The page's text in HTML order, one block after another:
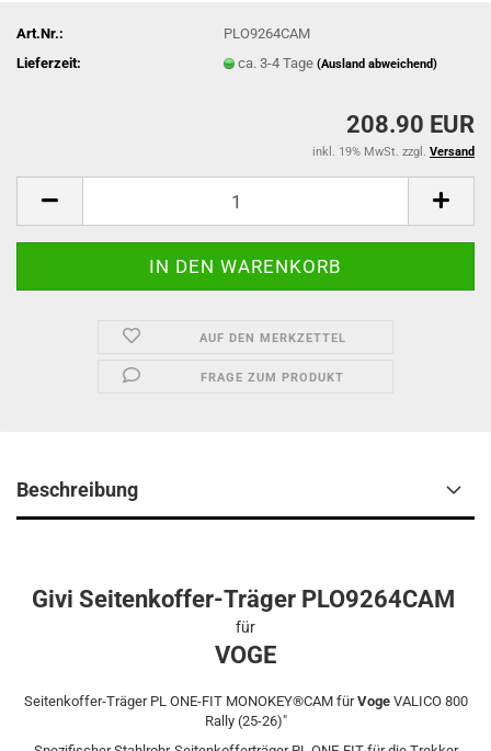
Art.Nr.:
PLO9264CAM
Lieferzeit:
ca. 3-4 Tage(Ausland abweichend)
208.90 EUR
inkl. 19% MwSt. zzgl. Versand
AUF DEN MERKZETTEL
FRAGE ZUM PRODUKT
Beschreibung
Givi Seitenkoffer-Träger PLO9264CAM
für
VOGE
Seitenkoffer-Träger PL ONE-FIT MONOKEY®CAM fürVogeVALICO 800
Rally (25-26)"